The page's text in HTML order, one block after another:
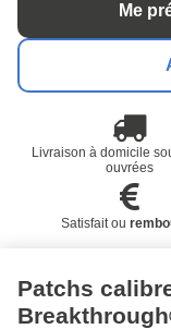
Me
Livraison à domicile
ouvrées
Satisfait ou
Patchs